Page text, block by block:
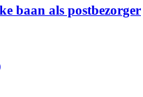
baan als postbezorger